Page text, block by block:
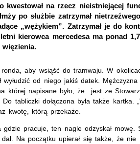
kwestował na rzecz nieistniejącej
po służbie zatrzymał
„wężykiem”. Zatrzymał je do
kierowca mercedesa ma ponad
aby wsiąść do tramwaju. W
od niego jakiś datek. Mężczyzna
której napisane było, że jest ze
tabliczki dołączona była także kartka.
kwotę, którą przekaże.
gdzie pracuje, ten nagle odzyskał mowę.
Na początku upierał się także, że